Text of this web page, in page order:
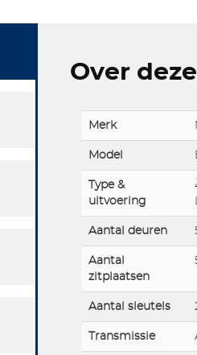
Over
Merk
Model
Type &
uitvoering
Aantal deuren
Aantal
zitplaatsen
Aantal sleutels
Transmissie